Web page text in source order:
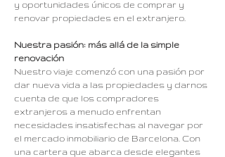
y oportunidades únicos de comprar y
renovar propiedades en el extranjero.
Nuestra pasión: más allá de la simple
renovación
Nuestro viaje comenzó con una pasión por
dar nueva vida a las propiedades y darnos
cuenta de que los compradores
extranjeros a menudo enfrentan
necesidades insatisfechas al navegar por
el mercado inmobiliario de Barcelona. Con
una cartera que abarca desde elegantes